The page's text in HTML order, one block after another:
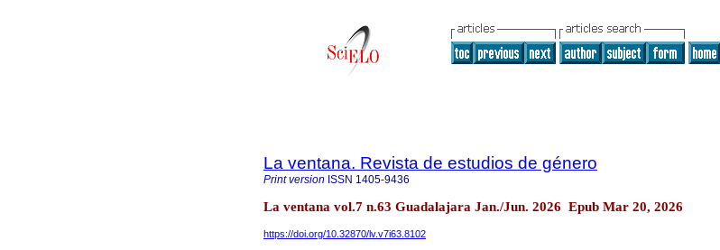
La ventana. Revista de estudios de género
Print version ISSN 1405-9436
La ventana vol.7 n.63 Guadalajara Jan./Jun. 2026 Epub Mar 20, 2026
https://doi.org/10.32870/lv.v7i63.8102